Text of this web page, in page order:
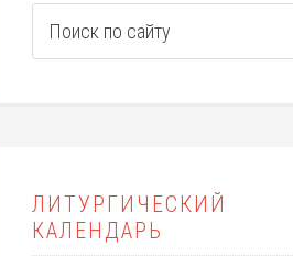
ЛИТУРГИЧЕСКИЙ
КАЛЕНДАРЬ